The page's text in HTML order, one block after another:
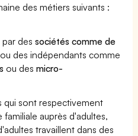
des métiers suivants :
par dessociétés comme de
ou des indépendants comme
ou desmicro-
qui sont respectivement
familiale auprès d'adultes,
travaillent dans des